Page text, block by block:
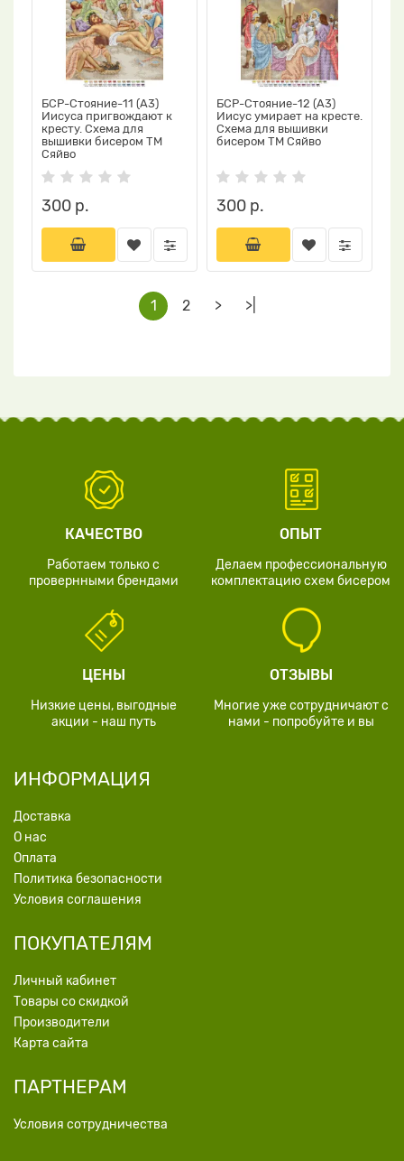
БСР-Стояние-11 (А3)
Иисуса пригвождают к
кресту. Схема для
вышивки бисером ТМ
Сяйво
300 р.
БСР-Стояние-12 (А3)
Иисус умирает на кресте.
Схема для вышивки
бисером ТМ Сяйво
300 р.
1 2 > >|
КАЧЕСТВО
Работаем только с
провернными брендами
ОПЫТ
Делаем профессиональную
комплектацию схем бисером
ЦЕНЫ
Низкие цены, выгодные
акции - наш путь
ОТЗЫВЫ
Многие уже сотрудничают с
нами - попробуйте и вы
ИНФОРМАЦИЯ
Доставка
О нас
Оплата
Политика безопасности
Условия соглашения
ПОКУПАТЕЛЯМ
Личный кабинет
Товары со скидкой
Производители
Карта сайта
ПАРТНЕРАМ
Условия сотрудничества